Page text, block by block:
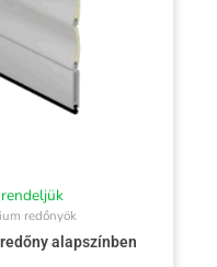
redőnyök
alapszínben